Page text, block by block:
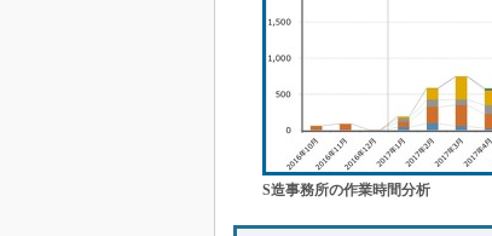
S造事務所の作業時間分析